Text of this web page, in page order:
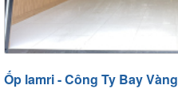
Ốp lamri - Công Ty Bay Vàng